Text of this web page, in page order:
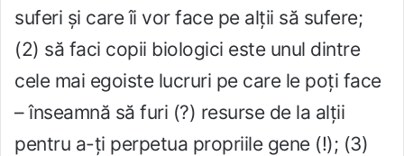
suferi și care îi vor face pe alții să sufere;
(2) să faci copii biologici este unul dintre
cele mai egoiste lucruri pe care le poți face
– înseamnă să furi (?) resurse de la alții
pentru a-ți perpetua propriile gene (!); (3)